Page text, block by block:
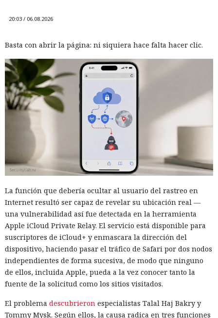
20:03 / 06.08.2026
Basta con abrir la página: ni siquiera hace falta hacer clic.
La función que debería ocultar al usuario del rastreo en
Internet resultó ser capaz de revelar su ubicación real —
una vulnerabilidad así fue detectada en la herramienta
Apple iCloud Private Relay. El servicio está disponible para
suscriptores de iCloud+ y enmascara la dirección del
dispositivo, haciendo pasar el tráfico de Safari por dos nodos
independientes de forma sucesiva, de modo que ninguno
de ellos, incluida Apple, pueda a la vez conocer tanto la
fuente de la solicitud como los sitios visitados.
El problema descubrieron especialistas Talal Haj Bakry y
Tommy Mysk. Según ellos, la causa radica en tres funciones